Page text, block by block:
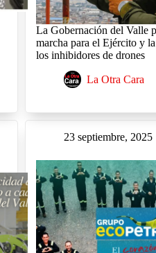
La Gobernación del Valle
marcha para el Ejército y
los inhibidores de drones
La Otra Cara
23 septiembre, 2025